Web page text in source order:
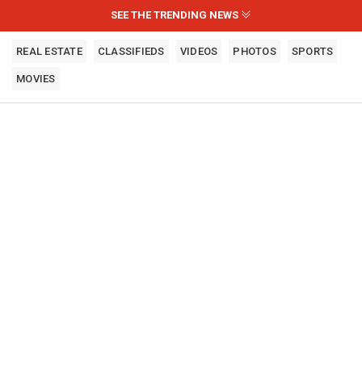
SEE THE TRENDING NEWS
REAL ESTATE CLASSIFIEDS VIDEOS PHOTOS SPORTS
MOVIES